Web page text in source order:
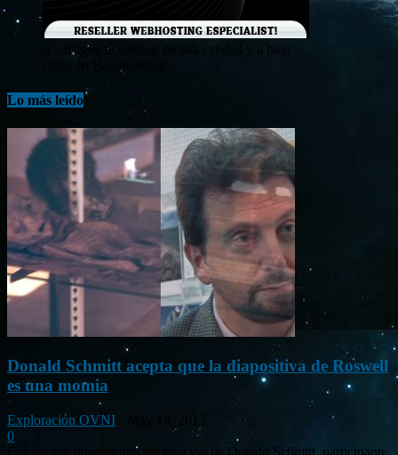
¡Consigue tu hosting de alta calidad y a bajo
costo en Banahosting!
Lo más leído
Donald Schmitt acepta que la diapositiva de Roswell
es una momia
Exploración OVNI
0
Circula por internet una declaración de Donald Schmitt, participante